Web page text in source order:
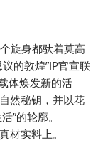
旋身都驮着莫高
的敦煌”IP官宣联
体焕发新的活
然秘钥，并以花
”的轮廓。
材实料上。